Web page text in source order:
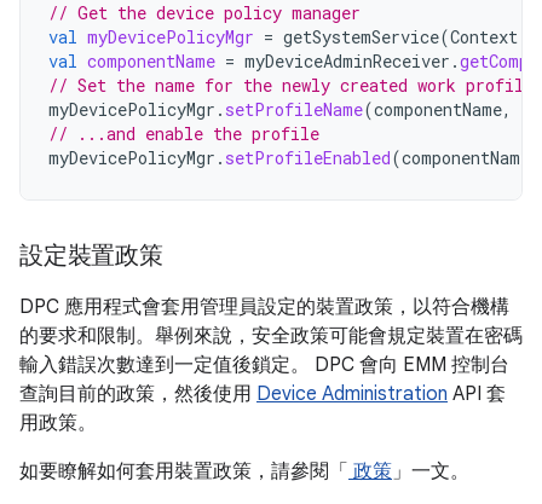
// Get the device policy manager
val myDevicePolicyMgr = getSystemService(Context
val componentName = myDeviceAdminReceiver .
// Set the name for the newly created work profile.
myDevicePolicyMgr . setProfileName(componentName,
// ...and enable the profile
myDevicePolicyMgr . setProfileEnabled(componentName
設定裝置政策
DPC 應用程式會套用管理員設定的裝置政策，以符合機構
的要求和限制。舉例來說，安全政策可能會規定裝置在密碼
輸入錯誤次數達到一定值後鎖定。 DPC 會向 EMM 控制台
查詢目前的政策，然後使用 Device Administration API 套
用政策。
如要瞭解如何套用裝置政策，請參閱「 政策」一文。